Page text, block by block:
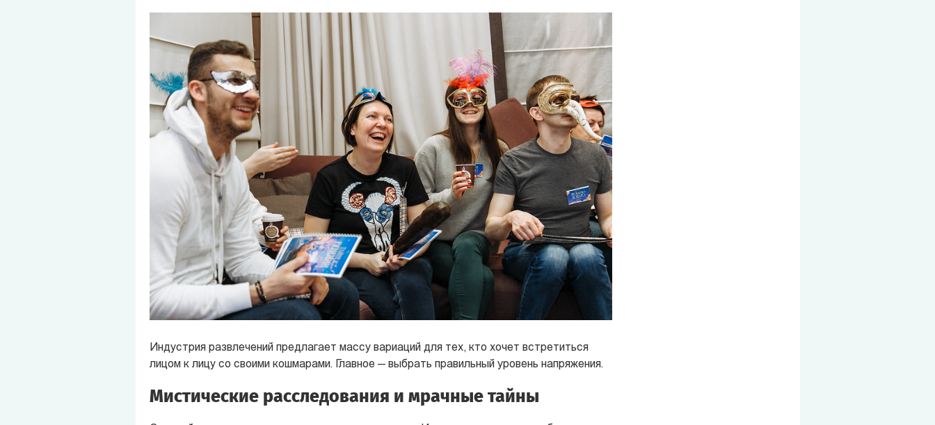
Индустрия развлечений предлагает массу вариаций для тех, кто хочет встретиться
лицом к лицу со своими кошмарами. Главное — выбрать правильный уровень напряжения.
Мистические расследования и мрачные тайны